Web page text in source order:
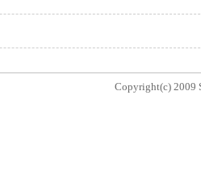
Copyright(c) 2009